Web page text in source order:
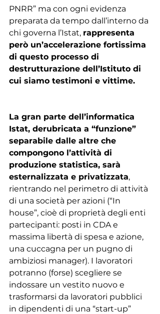
PNRR” ma con ogni evidenza
preparata da tempo dall’interno da
chi governa l’Istat, rappresenta
però un’accelerazione fortissima
di questo processo di
destrutturazione dell’Istituto di
cui siamo testimoni e vittime.
La gran parte dell’informatica
Istat, derubricata a “funzione”
separabile dalle altre che
compongono l’attività di
produzione statistica, sarà
esternalizzata e privatizzata,
rientrando nel perimetro di attività
di una società per azioni (“In
house”, cioè di proprietà degli enti
partecipanti: posti in CDA e
massima libertà di spesa e azione,
una cuccagna per un pugno di
ambiziosi manager). I lavoratori
potranno (forse) scegliere se
indossare un vestito nuovo e
trasformarsi da lavoratori pubblici
in dipendenti di una “start-up”